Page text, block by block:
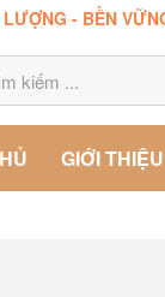
- BỀN
GIỚI THIỆU